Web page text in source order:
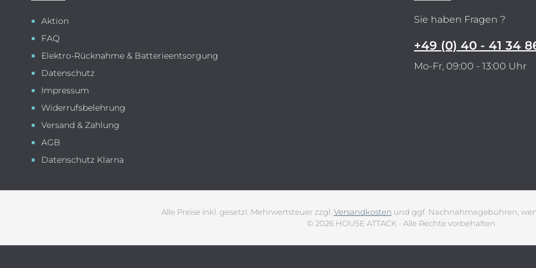
Aktion
FAQ
Elektro-Rücknahme & Batterieentsorgung
Datenschutz
Impressum
Widerrufsbelehrung
Versand & Zahlung
AGB
Datenschutz Klarna
Sie haben Fragen ?
+49 (0) 40 - 41 34
Mo-Fr, 09:00 - 13:00 Uhr
Alle Preise inkl. gesetzl. Mehrwertsteuer zzgl. Versandkosten und ggf. Nachnahmegebühren,
© 2026 HOUSE ATTACK - Alle Rechte vorbehalten.